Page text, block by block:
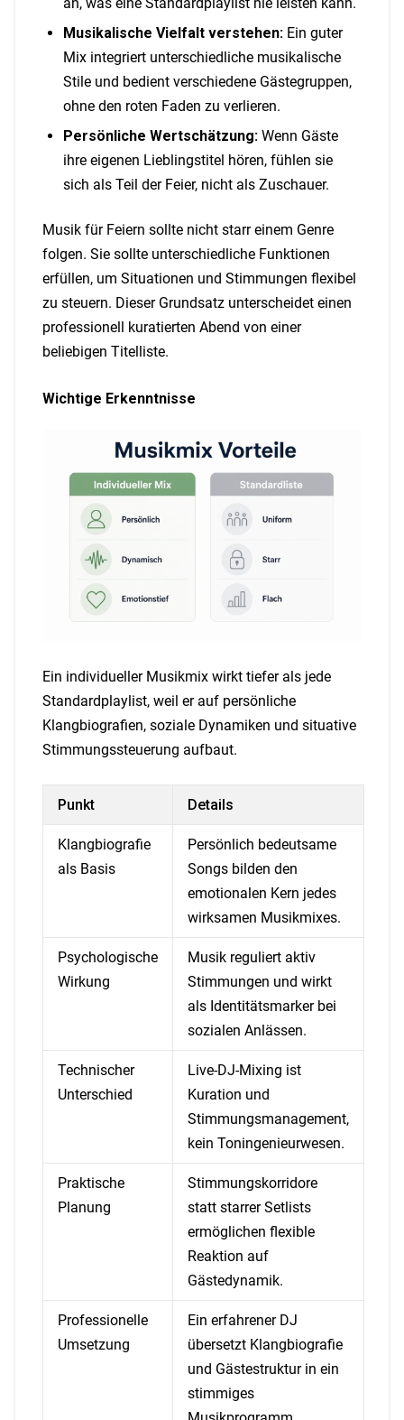
Musikalische Vielfalt verstehen: Ein guter
Mix integriert unterschiedliche musikalische
Stile und bedient verschiedene Gästegruppen,
ohne den roten Faden zu verlieren.
Persönliche Wertschätzung: Wenn Gäste
ihre eigenen Lieblingstitel hören, fühlen sie
sich als Teil der Feier, nicht als Zuschauer.
Musik für Feiern sollte nicht starr einem Genre
folgen. Sie sollte unterschiedliche Funktionen
erfüllen, um Situationen und Stimmungen flexibel
zu steuern. Dieser Grundsatz unterscheidet einen
professionell kuratierten Abend von einer
beliebigen Titelliste.
Wichtige Erkenntnisse
Ein individueller Musikmix wirkt tiefer als jede
Standardplaylist, weil er auf persönliche
Klangbiografien, soziale Dynamiken und situative
Stimmungssteuerung aufbaut.
Punkt Details
Klangbiografie
als Basis
Persönlich bedeutsame
Songs bilden den
emotionalen Kern jedes
wirksamen Musikmixes.
Psychologische
Wirkung
Musik reguliert aktiv
Stimmungen und wirkt
als Identitätsmarker bei
sozialen Anlässen.
Technischer
Unterschied
Live-DJ-Mixing ist
Kuration und
Stimmungsmanagement,
kein Toningenieurwesen.
Praktische
Planung
Stimmungskorridore
statt starrer Setlists
ermöglichen flexible
Reaktion auf
Gästedynamik.
Professionelle
Umsetzung
Ein erfahrener DJ
übersetzt Klangbiografie
und Gästestruktur in ein
stimmiges